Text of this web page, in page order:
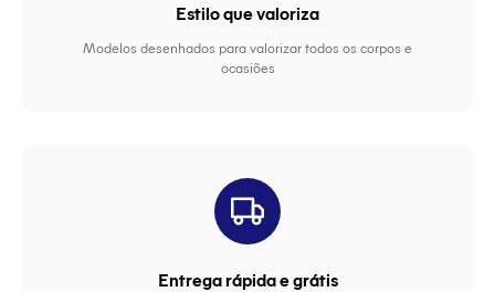
Estilo que valoriza
Modelos desenhados para valorizar todos os corpos e
ocasiões
Entrega rápida e grátis